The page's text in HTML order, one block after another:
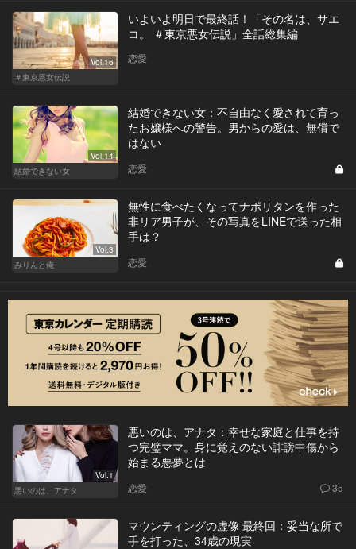
Vol.16
＃東京悪女伝説
いよいよ明日で最終話！「その名は、サエ
コ。 ＃東京悪女伝説」全話総集編
恋愛
Vol.14
結婚できない女
結婚できない女：不自由なく愛されて育っ
たお嬢様への警告。男からの愛は、無償で
はない
恋愛
Vol.3
みりんと俺
無性に食べたくなってナポリタンを作った
非リア男子が、その写真をLINEで送った相
手は？
恋愛
Vol.1
悪いのは、アナタ
悪いのは、アナタ：幸せな家庭と仕事を持
つ完璧ママ。身に覚えのない誹謗中傷から
始まる悪夢とは
恋愛 35
マウンティングの虚像 最終回：妥当な所で
手を打った、34歳の現実